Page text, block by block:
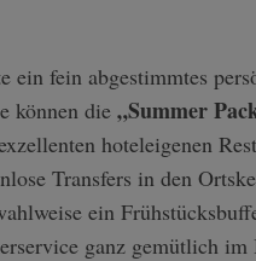
ein fein abgestimmtes
können die „Summer
hoteleigenen
Transfers in den
ein
ganz gemütlich